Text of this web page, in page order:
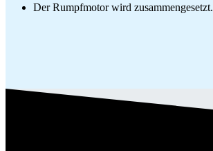
Der Rumpfmotor wird zusammengesetzt.